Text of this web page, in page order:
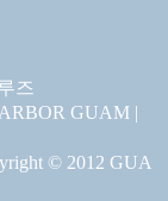
즈
GUAM |
© 2012 GUA